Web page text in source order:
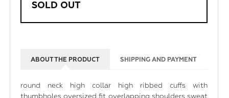
SOLD OUT
ABOUT THE PRODUCT SHIPPING AND PAYMENT
round neck high collar high ribbed cuffs with
thumbholes oversized fit overlapping shoulders sweat